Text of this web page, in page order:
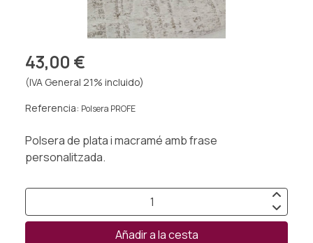
43,00 €
(IVA General 21% incluido)
Referencia: Polsera PROFE
Polsera de plata i macramé amb frase
personalitzada.
Añadir a la cesta